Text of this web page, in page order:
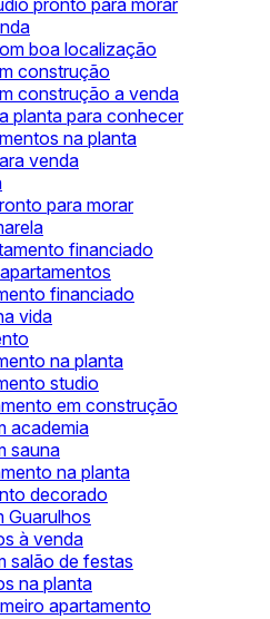
pronto para morar
boa localização
construção
construção a venda
planta para conhecer
na planta
venda
para morar
financiado
financiado
vida
na planta
studio
em construção
academia
sauna
na planta
decorado
Guarulhos
à venda
salão de festas
na planta
apartamento